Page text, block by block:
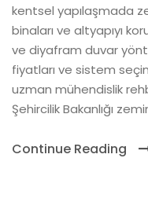
kentsel yapılaşmada
binaları ve altyapıyı
ve diyafram duvar
fiyatları ve sistem
uzman mühendislik
Şehircilik Bakanlığı
Continue Reading